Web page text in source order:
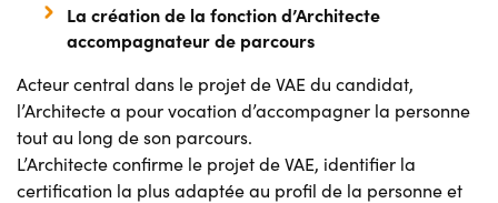
La création de la fonction d’Architecte
accompagnateur de parcours
Acteur central dans le projet de VAE du candidat,
l’Architecte a pour vocation d’accompagner la personne
tout au long de son parcours.
L’Architecte confirme le projet de VAE, identifier la
certification la plus adaptée au profil de la personne et